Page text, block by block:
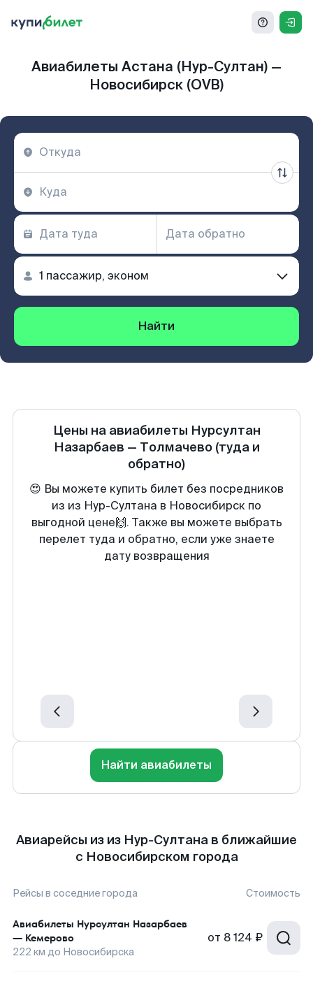
Авиабилеты Астана (Нур-Султан) —
Новосибирск (OVB)
Найти
Цены на авиабилеты Нурсултан
Назарбаев — Толмачево (туда и
обратно)
😍 Вы можете купить билет без посредников
из из Нур-Султана в Новосибирск по
выгодной цене🙌. Также вы можете выбрать
перелет туда и обратно, если уже знаете
дату возвращения
Найти авиабилеты
Авиарейсы из из Нур-Султана в ближайшие
с Новосибирском города
Рейсы в соседние города Стоимость
Авиабилеты Нурсултан Назарбаев
— Кемерово
222 км до Новосибирска
от 8 124 ₽